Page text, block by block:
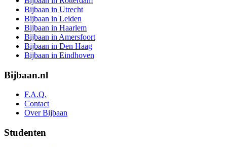
Bijbaan in Utrecht
Bijbaan in Leiden
Bijbaan in Haarlem
Bijbaan in Amersfoort
Bijbaan in Den Haag
Bijbaan in Eindhoven
Bijbaan.nl
F.A.Q.
Contact
Over Bijbaan
Studenten